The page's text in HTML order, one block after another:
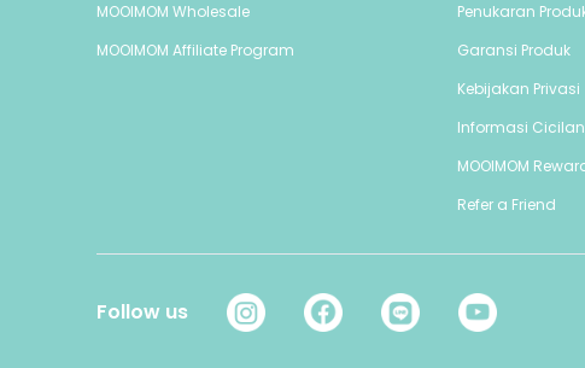
MOOIMOM Wholesale
MOOIMOM Affiliate Program
Penukaran
Garansi Produk
Kebijakan Privasi
Informasi Cicilan
MOOIMOM
Refer a Friend
Follow us